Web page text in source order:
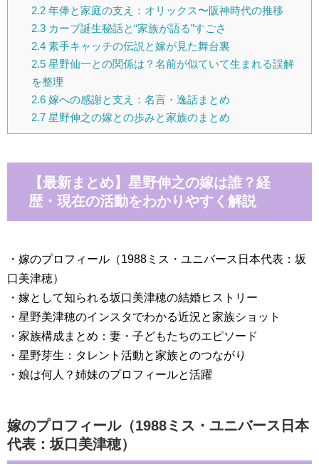
2.2年俸と家庭の支え：オリックス〜阪神時代の推移
2.3カーブ誕生秘話と“家族が語る”すごさ
2.4素手キャッチの伝説と嫁が見た舞台裏
2.5星野仙一との関係は？名前が似ていて生まれる誤解
を整理
2.6嫁への感謝と支え：名言・逸話まとめ
2.7星野伸之の嫁との歩みと家族のまとめ
【最新まとめ】星野伸之の嫁は誰？経
歴・現在の活動をわかりやすく解説
・嫁のプロフィール（1988ミス・ユニバース日本代表：坂
口美津穂）
・嫁として知られる坂口美津穂の結婚ヒストリー
・星野美津穂のインスタでわかる近況と家族ショット
・家族構成まとめ：妻・子どもたちのエピソード
・星野芽生：タレント活動と家族とのつながり
・娘は何人？姉妹のプロフィールと活躍
嫁のプロフィール（1988ミス・ユニバース日本
代表：坂口美津穂）